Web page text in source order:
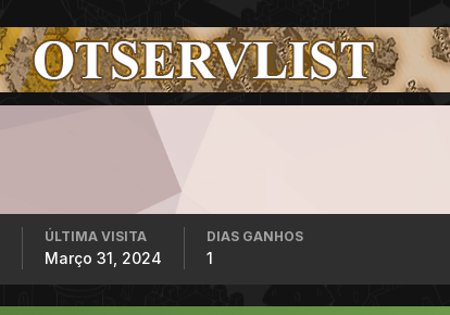
ÚLTIMA VISITA
Março 31, 2024
DIAS GANHOS
1